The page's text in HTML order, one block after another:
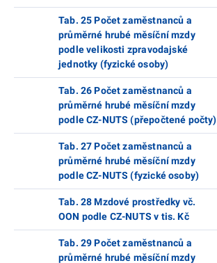
Tab. 25 Počet zaměstnanců a
průměrné hrubé měsíční mzdy
podle velikosti zpravodajské
jednotky (fyzické osoby)
Tab. 26 Počet zaměstnanců a
průměrné hrubé měsíční mzdy
podle CZ-NUTS (přepočtené počty)
Tab. 27 Počet zaměstnanců a
průměrné hrubé měsíční mzdy
podle CZ-NUTS (fyzické osoby)
Tab. 28 Mzdové prostředky vč.
OON podle CZ-NUTS v tis. Kč
Tab. 29 Počet zaměstnanců a
průměrné hrubé měsíční mzdy